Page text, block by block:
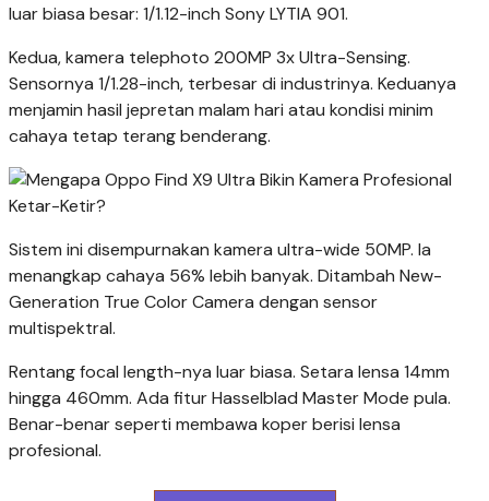
luar biasa besar: 1/1.12-inch Sony LYTIA 901.
Kedua, kamera telephoto 200MP 3x Ultra-Sensing.
Sensornya 1/1.28-inch, terbesar di industrinya. Keduanya
menjamin hasil jepretan malam hari atau kondisi minim
cahaya tetap terang benderang.
Sistem ini disempurnakan kamera ultra-wide 50MP. Ia
menangkap cahaya 56% lebih banyak. Ditambah New-
Generation True Color Camera dengan sensor
multispektral.
Rentang focal length-nya luar biasa. Setara lensa 14mm
hingga 460mm. Ada fitur Hasselblad Master Mode pula.
Benar-benar seperti membawa koper berisi lensa
profesional.